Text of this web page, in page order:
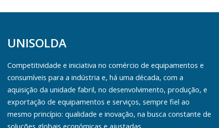
UNISOLDA
Competitividade e iniciativa no comércio de equipamentos e
consumíveis para a indústria e, há uma década, com a
aquisição da unidade fabril, no desenvolvimento, produção, e
exportação de equipamentos e serviços, sempre fiel ao
mesmo princípio: qualidade e inovação, na busca constante de
soluções globais económicas e ajustadas.